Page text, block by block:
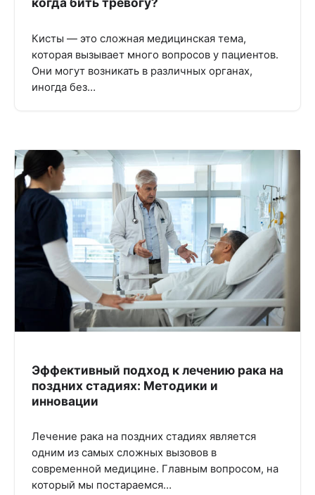
Кисты — это сложная медицинская тема,
которая вызывает много вопросов у пациентов.
Они могут возникать в различных органах,
иногда без…
Эффективный подход к лечению рака на
поздних стадиях: Методики и
инновации
Лечение рака на поздних стадиях является
одним из самых сложных вызовов в
современной медицине. Главным вопросом, на
который мы постараемся…